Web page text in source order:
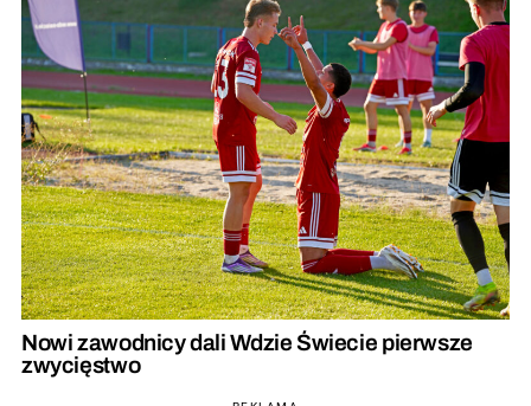
Nowi zawodnicy dali Wdzie Świecie pierwsze
zwycięstwo